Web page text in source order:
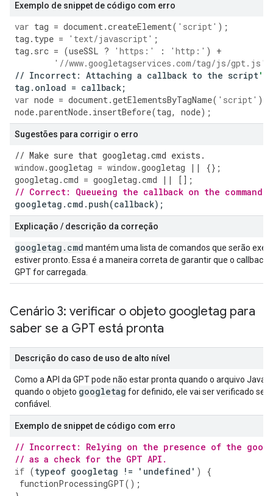
Exemplo de snippet de código com erro
var tag = document.createElement( 'script' );
tag . type = 'text/javascript' ;
tag . src = (useSSL ? 'https:' : 'http:' )
+
'//www.googletagservices.com/tag/js/gpt.js'
// Incorrect: Attaching a callback to the script's
tag . onload = callback;
var node = document.getElementsByTagName( 'script' )[
node.parentNode. insertBefore(tag, node);
Sugestões para corrigir o erro
// Make sure that googletag.cmd exists.
window.googletag = window.googletag ||
{};
googletag .cmd = googletag .cmd ||
[];
// Correct: Queueing the callback on the command
googletag . cmd . push(callback);
Explicação / descrição da correção
googletag . cmd mantém uma lista de comandos que serão
estiver pronto. Essa é a maneira correta de garantir que o callback
GPT for carregada.
Cenário 3: verificar o objeto googletag para
saber se a GPT está pronta
Descrição do caso de uso de alto nível
Como a API da GPT pode não estar pronta quando o arquivo
quando o objeto googletag for definido, ele vai ser verificado se
confiável.
Exemplo de snippet de código com erro
// Incorrect: Relying on the presence of the
// as a check for the GPT API.
if (typeof googletag != ' undefined ' )
{
functionProcessingGPT();